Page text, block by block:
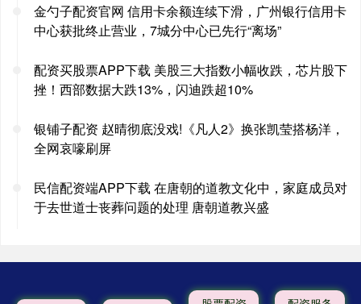
金勺子配资官网 信用卡余额连续下滑，广州银行信用卡
中心获批终止营业，7城分中心已先行“离场”
配资买股票APP下载 美股三大指数小幅收跌，芯片股下
挫！西部数据大跌13%，闪迪跌超10%
银铺子配资 赵晴彻底没戏!《凡人2》换张凯莹搭杨洋，
全网哀嚎刷屏
民信配资端APP下载 在唐朝的道教文化中，家庭成员对
于去世道士丧葬问题的处理 唐朝道教兴盛